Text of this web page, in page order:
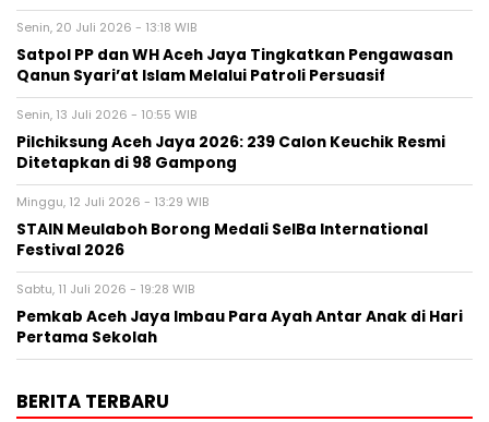
Senin, 20 Juli 2026 - 13:18 WIB
Satpol PP dan WH Aceh Jaya Tingkatkan Pengawasan
Qanun Syari’at Islam Melalui Patroli Persuasif
Senin, 13 Juli 2026 - 10:55 WIB
Pilchiksung Aceh Jaya 2026: 239 Calon Keuchik Resmi
Ditetapkan di 98 Gampong
Minggu, 12 Juli 2026 - 13:29 WIB
STAIN Meulaboh Borong Medali SeIBa International
Festival 2026
Sabtu, 11 Juli 2026 - 19:28 WIB
Pemkab Aceh Jaya Imbau Para Ayah Antar Anak di Hari
Pertama Sekolah
BERITA TERBARU